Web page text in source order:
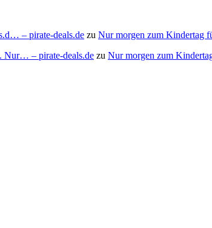
– pirate-deals.de zu Nur morgen zum Kindertag
Nur… – pirate-deals.de zu Nur morgen zum